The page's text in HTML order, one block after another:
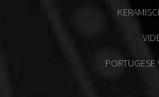
PORTUGESE